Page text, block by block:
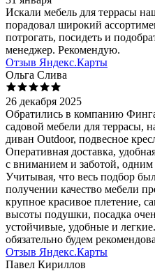
Искали мебель для террасы
порадовал широкий
потрогать, посидеть и
менеджер. Рекомендую.
Отзыв Яндекс.Карты
Ольга Слива
26 декабря 2025
Обратились в компанию
садовой мебели для террасы,
диван Outdoor, подвесное
Оперативная доставка,
с вниманием и заботой, одним
Учитывая, что весь подбор
получении качество мебели
крупное красивое плетение,
высоты подушки, посадка
устойчивые, удобные и
обязательно будем
Отзыв Яндекс.Карты
Павел Кириллов